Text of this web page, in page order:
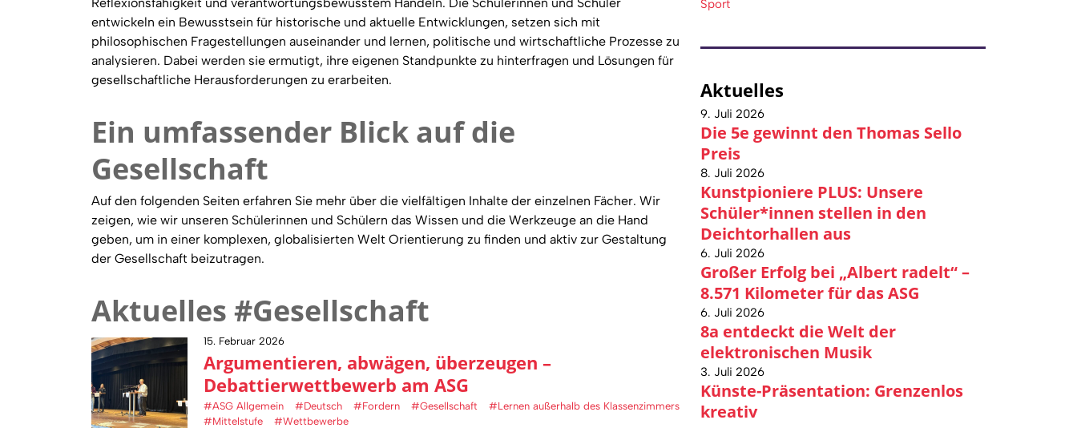
entwickeln ein Bewusstsein für historische und aktuelle Entwicklungen, setzen sich mit
philosophischen Fragestellungen auseinander und lernen, politische und wirtschaftliche Prozesse zu
analysieren. Dabei werden sie ermutigt, ihre eigenen Standpunkte zu hinterfragen und Lösungen für
gesellschaftliche Herausforderungen zu erarbeiten.
Ein umfassender Blick auf die
Gesellschaft
Auf den folgenden Seiten erfahren Sie mehr über die vielfältigen Inhalte der einzelnen Fächer. Wir
zeigen, wie wir unseren Schülerinnen und Schülern das Wissen und die Werkzeuge an die Hand
geben, um in einer komplexen, globalisierten Welt Orientierung zu finden und aktiv zur Gestaltung
der Gesellschaft beizutragen.
Aktuelles #Gesellschaft
15. Februar 2026
Argumentieren, abwägen, überzeugen –
Debattierwettbewerb am ASG
#ASG Allgemein #Deutsch #Fordern #Gesellschaft
#Lernen außerhalb des Klassenzimmers
#Mittelstufe
#Wettbewerbe
Sport
Aktuelles
9. Juli 2026
Die 5e gewinnt den Thomas Sello
Preis
8. Juli 2026
Kunstpioniere PLUS: Unsere
Schüler*innen stellen in den
Deichtorhallen aus
6. Juli 2026
Großer Erfolg bei „Albert radelt“ –
8.571 Kilometer für das ASG
6. Juli 2026
8a entdeckt die Welt der
elektronischen Musik
3. Juli 2026
Künste-Präsentation: Grenzenlos
kreativ